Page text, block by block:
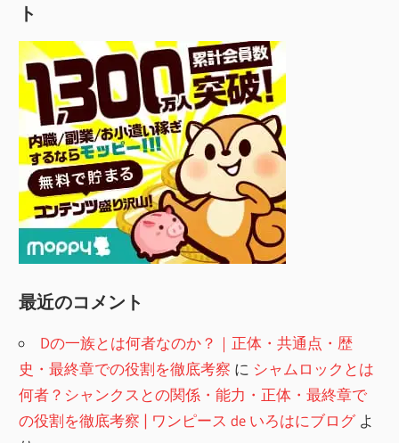
ト
最近のコメント
Dの一族とは何者なのか？｜正体・共通点・歴
史・最終章での役割を徹底考察 に シャムロックとは
何者？シャンクスとの関係・能力・正体・最終章で
の役割を徹底考察 | ワンピース de いろはにブログよ